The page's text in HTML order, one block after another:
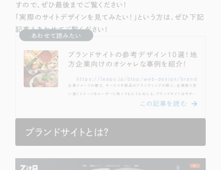
Service
サービス紹介
一過性の広告に頼らず、「仕組み」と「ノウハウ」
を残す資産型DX支援をご提供します
ブランドサイト制作
ブランディング支援
制作実績
すべて （624件）
求人・採用サイト （61件）
ポータルサイト・メディアサイト
すので、ぜひ最後までご覧ください！
「実際のサイトデザインを見てみたい！」という方は、ぜひ下記
記事もあわせてご覧ください！
ブランドサイトの参考デザイン10選！地
方企業向けのオシャレな事例を紹介！
https://leapy.jp/blog/web-design/brand
企業イメージの確立、サービスや商品のブランディングの際に、企業側で思
い描くイメージをユーザーに持ってもらうためにも、ブランドサイトは今や必
須の取り組みの一つでしょう。しかし、実際にブランドサイトの制作を依頼す
しょうか？今回は近年、より重要度の増しているブランドサイトの制作の際
考になるホームページデザインが知りたい サービスや商品のイメージに沿
あわせて読みたい
ブランドサイトとは？